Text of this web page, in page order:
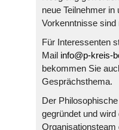
neue Teilnehmer
Vorkenntnisse sind
Für Interessenten
Mail info@p-kreis-
bekommen Sie
Gesprächsthema.
Der
gegründet und
Organisationsteam